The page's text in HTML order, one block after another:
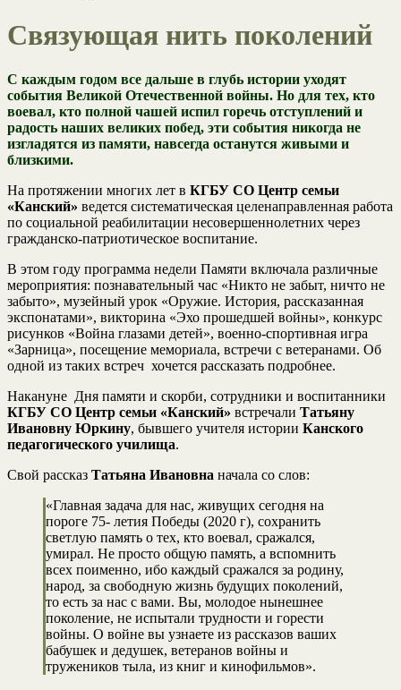
Связующая нить поколений
С каждым годом все дальше в глубь истории уходят
события Великой Отечественной войны. Но для тех, кто
воевал, кто полной чашей испил горечь отступлений и
радость наших великих побед, эти события никогда не
изгладятся из памяти, навсегда останутся живыми и
близкими.
На протяжении многих лет в КГБУ СО Центр семьи
«Канский» ведется систематическая целенаправленная работа
по социальной реабилитации несовершеннолетних через
гражданско-патриотическое воспитание.
В этом году программа недели Памяти включала различные
мероприятия: познавательный час «Никто не забыт, ничто не
забыто», музейный урок «Оружие. История, рассказанная
экспонатами», викторина «Эхо прошедшей войны», конкурс
рисунков «Война глазами детей», военно-спортивная игра
«Зарница», посещение мемориала, встречи с ветеранами. Об
одной из таких встреч хочется рассказать подробнее.
Накануне Дня памяти и скорби, сотрудники и воспитанники
КГБУ СО Центр семьи «Канский» встречали Татьяну
Ивановну Юркину, бывшего учителя истории Канского
педагогического училища.
Свой рассказ Татьяна Ивановна начала со слов:
«Главная задача для нас, живущих сегодня на
пороге 75- летия Победы (2020 г), сохранить
светлую память о тех, кто воевал, сражался,
умирал. Не просто общую память, а вспомнить
всех поименно, ибо каждый сражался за родину,
народ, за свободную жизнь будущих поколений,
то есть за нас с вами. Вы, молодое нынешнее
поколение, не испытали трудности и горести
войны. О войне вы узнаете из рассказов ваших
бабушек и дедушек, ветеранов войны и
тружеников тыла, из книг и кинофильмов».